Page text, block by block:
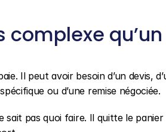
qu’un
Il peut avoir besoin d’un devis,
ou d’une remise négociée.
sait pas quoi faire. Il quitte le